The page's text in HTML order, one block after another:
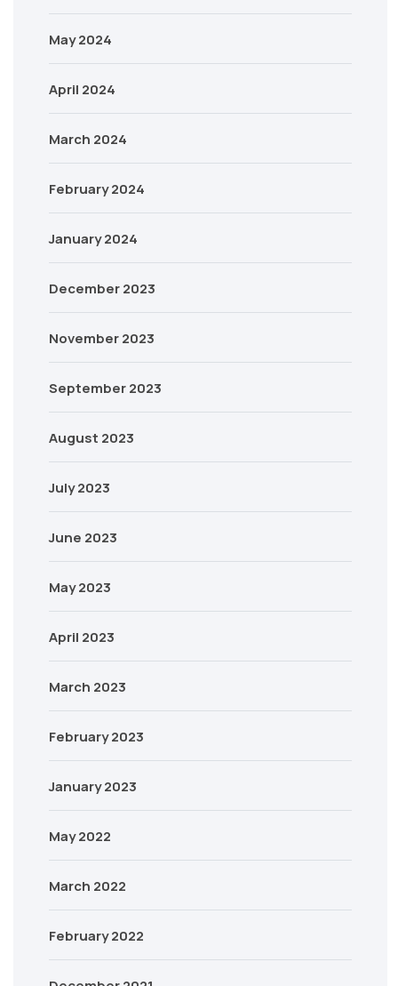
May 2024
April 2024
March 2024
February 2024
January 2024
December 2023
November 2023
September 2023
August 2023
July 2023
June 2023
May 2023
April 2023
March 2023
February 2023
January 2023
May 2022
March 2022
February 2022